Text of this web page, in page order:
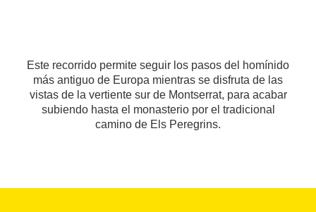
Este recorrido permite seguir los pasos del homínido
más antiguo de Europa mientras se disfruta de las
vistas de la vertiente sur de Montserrat, para acabar
subiendo hasta el monasterio por el tradicional
camino de Els Peregrins.